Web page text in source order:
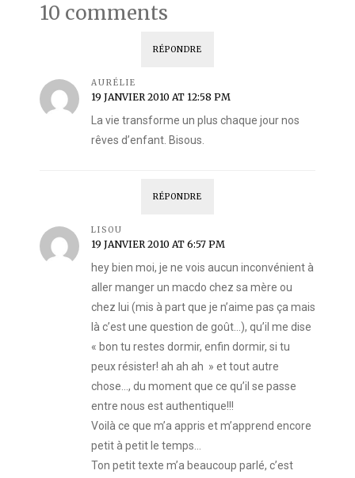
10 comments
RÉPONDRE
AURÉLIE
19 JANVIER 2010 AT 12:58 PM
La vie transforme un plus chaque jour nos
rêves d’enfant. Bisous.
RÉPONDRE
LISOU
19 JANVIER 2010 AT 6:57 PM
hey bien moi, je ne vois aucun inconvénient à
aller manger un macdo chez sa mère ou
chez lui (mis à part que je n’aime pas ça mais
là c’est une question de goût…), qu’il me dise
« bon tu restes dormir, enfin dormir, si tu
peux résister! ah ah ah » et tout autre
chose…, du moment que ce qu’il se passe
entre nous est authentique!!!
Voilà ce que m’a appris et m’apprend encore
petit à petit le temps…
Ton petit texte m’a beaucoup parlé, c’est